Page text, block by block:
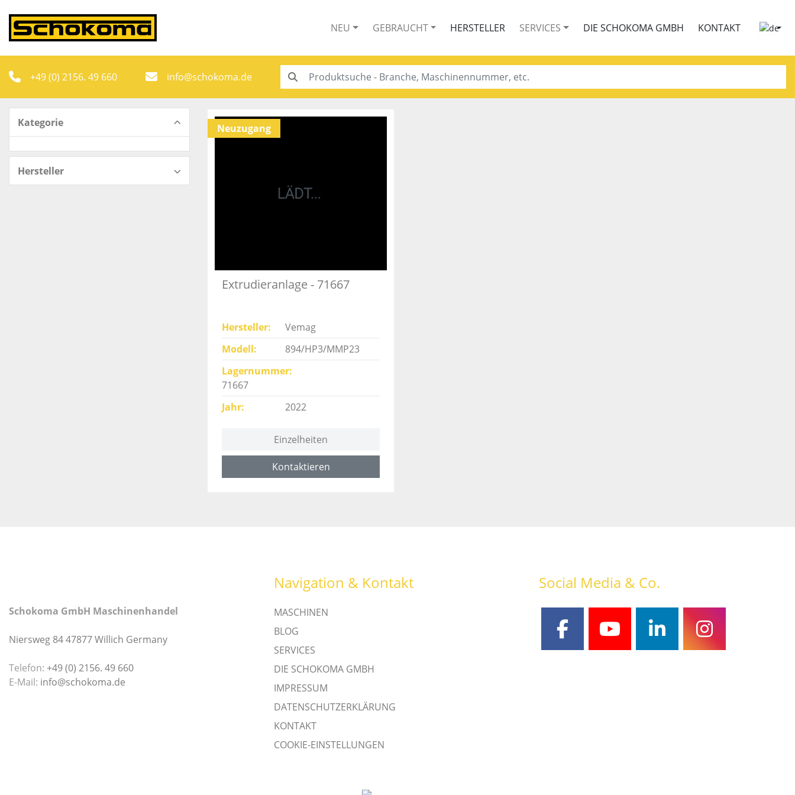
NEU GEBRAUCHT HERSTELLER SERVICES DIE SCHOKOMA GMBH KONTAKT
+49 (0) 2156. 49 660 info@schokoma.de
Kategorie
Hersteller
Neuzugang
Extrudieranlage - 71667
Hersteller
Vemag
Modell
894/HP3/MMP23
Lagernummer
71667
Jahr
2022
Einzelheiten
Kontaktieren
Schokoma GmbH Maschinenhandel
Niersweg 84 47877 Willich Germany
Telefon: +49 (0) 2156. 49 660
E-Mail: info@schokoma.de
Navigation & Kontakt
MASCHINEN
BLOG
SERVICES
DIE SCHOKOMA GMBH
IMPRESSUM
DATENSCHUTZERKLÄRUNG
KONTAKT
COOKIE-EINSTELLUNGEN
Social Media & Co.
facebookyoutubelinkedininstagram